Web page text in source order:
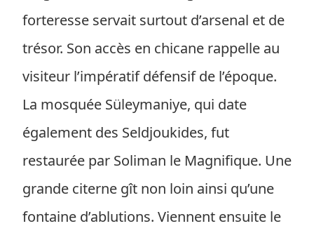
forteresse servait surtout d’arsenal et de
trésor. Son accès en chicane rappelle au
visiteur l’impératif défensif de l’époque.
La mosquée Süleymaniye, qui date
également des Seldjoukides, fut
restaurée par Soliman le Magnifique. Une
grande citerne gît non loin ainsi qu’une
fontaine d’ablutions. Viennent ensuite le